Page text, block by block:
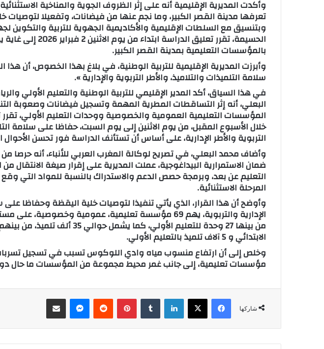
إ
ل
ك
ت
ر
و
ن
ا
وأكدت المديرية الإقليمية أنه على إثر الظروف الجوية والمناخية
تعرفها مدينة القصر الكبير، وما نجم عنها من فيضانات، وتفعيلا لتوصيات
وبتنسيق مع السلطات الإقليمية والأكاديمية الجهوية للتربية
بالمؤسسات التعليمية بمدينة القصر الكبير.
وأبرزت المديرية الإقليمية للتربية الوطنية، في بلاغ بهذا الخصوص، أن هذا
سلامة التلميذات والتلاميذ، والأطر التربوية والإدارية ».
في هذا السياق، أكد المدير الإقليمي للتربية الوطنية والتعليم الأولي
البعلي، أنه إثر التساقطات المطرية المهمة وتسجيل فيضانات وصعوبة
المؤسسات التعليمية العمومية والخصوصية ووحدات التعليم الأولي،
خلال الأسبوع المقبل، من يوم الاثنين إلى يوم السبت، حفاظا على سلامة
التربوية والأطر الإدارية، على أساس أن تستأنف الدراسة فور تحسن الأحوال
وأضاف محمد البعلي، في تصريح لوكالة المغرب العربي للأنباء، أنه حرصا من
ضمان الاستمرارية البيداغوجية، عملت المديرية على إقرار صيغة الانتقال
التعليم عن بعد، وبرمجة حصص الدعم والاستدراك بالنسبة للمواد التي وقع
المرحلة الاستثنائية.
وأوضح أن هذا القرار، الذي يأتي تنفيذا لتوصيات خلية اليقظة وحفاظا على
الإدارية والتربوية، يهم 69 مؤسسة تعليمية، عمومية
الابتدائي و 5 آلاف تلميذ بالتعليم الأولي.
وخلص إلى أن ارتفاع منسوب مياه وادي اللوكوس تسبب في تسجيل
مؤسسات تعليمية، إلى جانب غمر محيط مجموعة من المؤسسات ما حال
شاركها
فيسبوك لينكدإن بينتيريست